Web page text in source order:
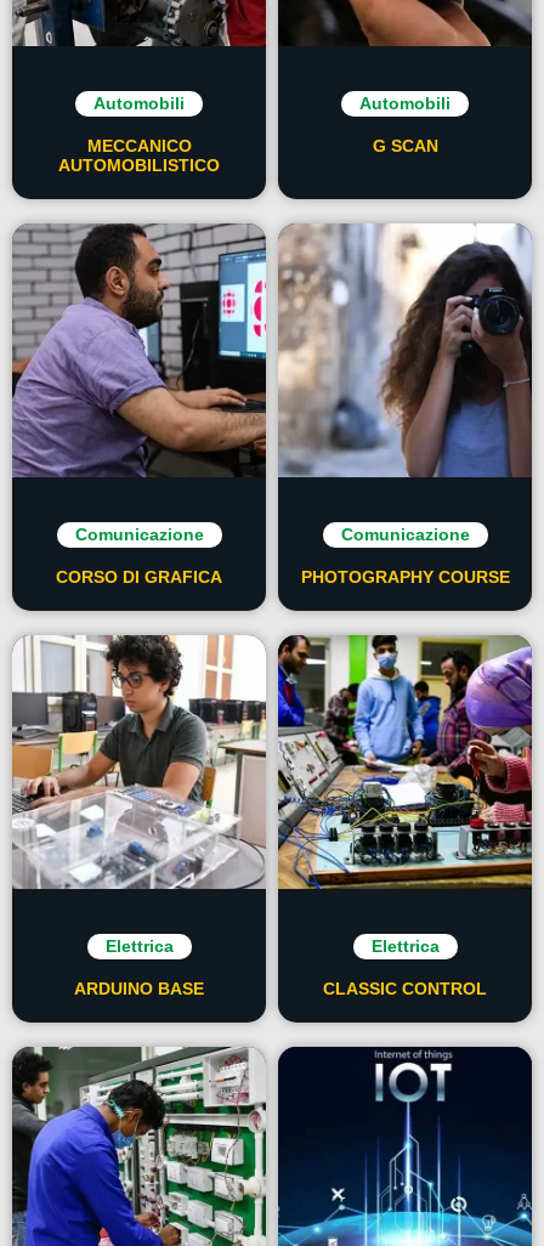
Automobili
MECCANICO
AUTOMOBILISTICO
Automobili
G SCAN
Comunicazione
CORSO DI GRAFICA
Comunicazione
PHOTOGRAPHY COURSE
Elettrica
ARDUINO BASE
Elettrica
CLASSIC CONTROL